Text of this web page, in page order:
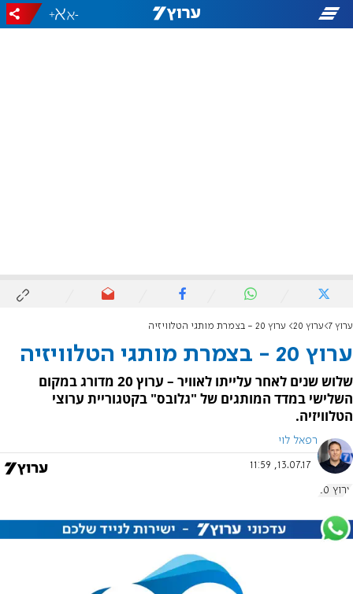
-
+
ערוץ 7 ערוץ 20 ערוץ 20 - בצמרת מותגי הטלוויזיה
ערוץ 20 - בצמרת מותגי הטלוויזיה
שלוש שנים לאחר עלייתו לאוויר – ערוץ 20 מדורג במקום
השלישי במדד המותגים של "גלובס" בקטגוריית ערוצי
הטלוויזיה.
רפאל לוי
13.07.17, 11:59
ערוץ 20